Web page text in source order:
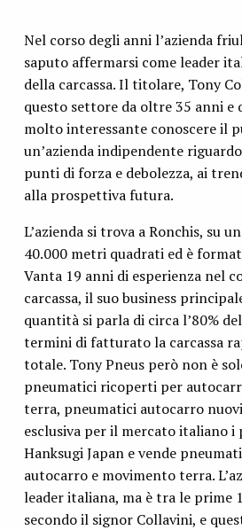
Nel corso degli anni l’azienda
saputo affermarsi come leader
della carcassa. Il titolare, Tony
questo settore da oltre 35 anni e
molto interessante conoscere il
un’azienda indipendente
punti di forza e debolezza, ai
alla prospettiva futura.
L’azienda si trova a Ronchis, su
40.000 metri quadrati ed è
Vanta 19 anni di esperienza nel
carcassa, il suo business
quantità si parla di circa l’80%
termini di fatturato la carcassa
totale. Tony Pneus però non è
pneumatici ricoperti per
terra, pneumatici autocarro
esclusiva per il mercato italiano i
Hanksugi Japan e vende
autocarro e movimento terra.
leader italiana, ma è tra le prime
secondo il signor Collavini, e